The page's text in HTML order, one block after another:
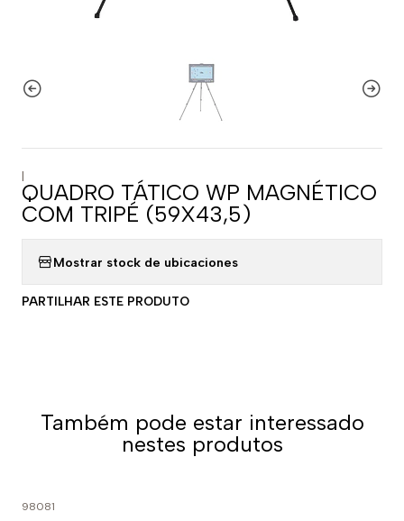
|
QUADRO TÁTICO WP MAGNÉTICO
COM TRIPÉ (59X43,5)
Mostrar stock de ubicaciones
PARTILHAR ESTE PRODUTO
Também pode estar interessado
nestes produtos
98081